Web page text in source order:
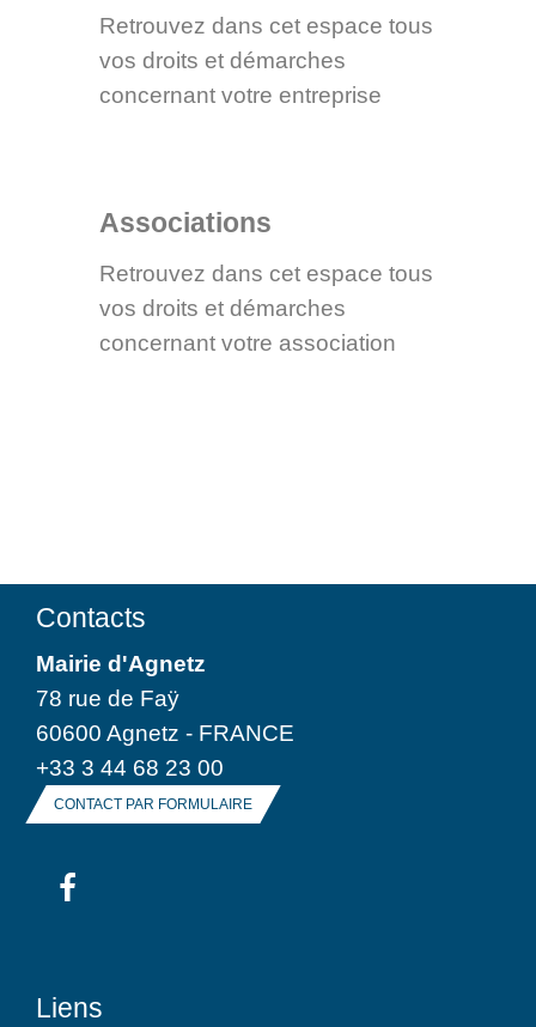
Retrouvez dans cet espace tous
vos droits et démarches
concernant votre entreprise
Associations
Retrouvez dans cet espace tous
vos droits et démarches
concernant votre association
Contacts
Mairie d'Agnetz
78 rue de Faÿ
60600 Agnetz - FRANCE
+33 3 44 68 23 00
CONTACT PAR FORMULAIRE
Liens